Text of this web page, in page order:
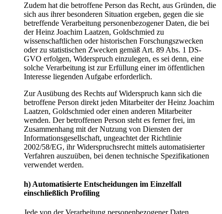
Zudem hat die betroffene Person das Recht, aus Gründen, die
sich aus ihrer besonderen Situation ergeben, gegen die sie
betreffende Verarbeitung personenbezogener Daten, die bei
der Heinz Joachim Laatzen, Goldschmied zu
wissenschaftlichen oder historischen Forschungszwecken
oder zu statistischen Zwecken gemäß Art. 89 Abs. 1 DS-
GVO erfolgen, Widerspruch einzulegen, es sei denn, eine
solche Verarbeitung ist zur Erfüllung einer im öffentlichen
Interesse liegenden Aufgabe erforderlich.
Zur Ausübung des Rechts auf Widerspruch kann sich die
betroffene Person direkt jeden Mitarbeiter der Heinz Joachim
Laatzen, Goldschmied oder einen anderen Mitarbeiter
wenden. Der betroffenen Person steht es ferner frei, im
Zusammenhang mit der Nutzung von Diensten der
Informationsgesellschaft, ungeachtet der Richtlinie
2002/58/EG, ihr Widerspruchsrecht mittels automatisierter
Verfahren auszuüben, bei denen technische Spezifikationen
verwendet werden.
h) Automatisierte Entscheidungen im Einzelfall
einschließlich Profiling